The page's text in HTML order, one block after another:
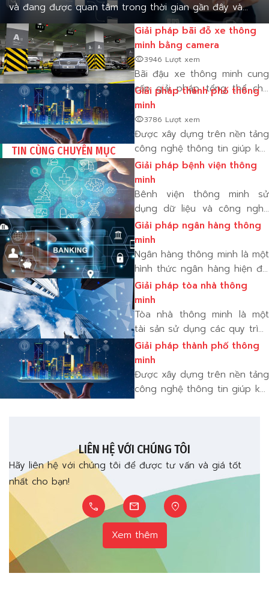
và đang được quan tâm trong thời gian gần đây và
thực sự trở thành vấn đề cấp bách hàng đầu không
thể thiếu đối với các tổ chứcGiải pháp bãi đỗ xe thông
minh bằng camera
visibility3946 Lượt xem
Bãi đậu xe thông minh cung
cấp giải pháp tổng thể cho
bãi đậu xe nhỏ và bãi đậu xe
lớn nhiều tầng. Bằng cách
cung cấp cho người lái xe vị
trí đỗ xe chính xác thông qua
đèn báo
Giải pháp thành phố thông
minh
visibility3786 Lượt xem
Được xây dựng trên nền tảng
công nghệ thông tin giúp kết
nối và tạo lên một hệ thống
hữu cơ tổng thể được kết nối
từ nhiều hệ thống thành phần
với hệ thống trí tuệ nhân tạo
TIN CÙNG CHUYÊN MỤC
Giải pháp bệnh viện thông
minh
Bênh viện thông minh sử
dụng dữ liệu và công nghệ
để tăng tốc và nâng cao
công việc mà các chuyên gia
chăm sóc sức khỏe và quản
lý bệnh viện đang làm, chẳng
hạn như theo dõi công suất
sử dụng giư
Giải pháp ngân hàng thông
minh
Ngân hàng thông minh là một
hình thức ngân hàng hiện đại
sử dụng công nghệ để giúp
khách hàng quản lý tiền của
họ dễ dàng hơn. cho phép
người dùng truy cập tài
khoản của họ từ mọi nơi bằng
đi
Giải pháp tòa nhà thông
minh
Tòa nhà thông minh là một
tài sản sử dụng các quy trình
tự động để kiểm soát các
hoạt động như sưởi ấm,
thông gió, điều hòa không
khí, chiếu sáng, an ninh, an
Giải pháp thành phố thông
minh
Được xây dựng trên nền tảng
công nghệ thông tin giúp kết
với hệ thống trí tuệ nhân tạo
LIÊN HỆ VỚI CHÚNG TÔI
Hãy liên hệ với chúng tôi để được tư vấn và giá tốt
nhất cho bạn!
call
mail location_on
Xem thêm